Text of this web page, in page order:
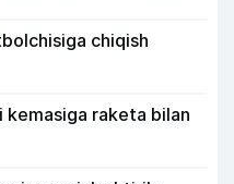
chiqish
kemasiga raketa bilan